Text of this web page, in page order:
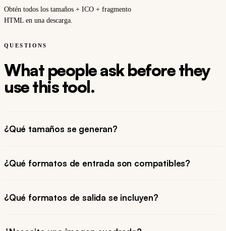
Obtén todos los tamaños + ICO + fragmento
HTML en una descarga.
QUESTIONS
What people ask before they
use this tool.
¿Qué tamaños se generan?
¿Qué formatos de entrada son compatibles?
¿Qué formatos de salida se incluyen?